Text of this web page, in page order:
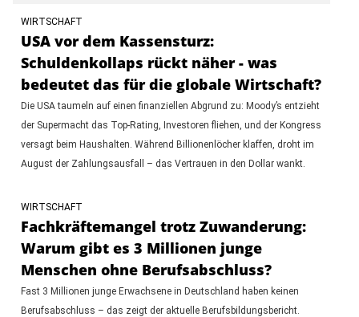
WIRTSCHAFT
USA vor dem Kassensturz:
Schuldenkollaps rückt näher - was
bedeutet das für die globale Wirtschaft?
Die USA taumeln auf einen finanziellen Abgrund zu: Moody’s entzieht
der Supermacht das Top-Rating, Investoren fliehen, und der Kongress
versagt beim Haushalten. Während Billionenlöcher klaffen, droht im
August der Zahlungsausfall – das Vertrauen in den Dollar wankt.
WIRTSCHAFT
Fachkräftemangel trotz Zuwanderung:
Warum gibt es 3 Millionen junge
Menschen ohne Berufsabschluss?
Fast 3 Millionen junge Erwachsene in Deutschland haben keinen
Berufsabschluss – das zeigt der aktuelle Berufsbildungsbericht.